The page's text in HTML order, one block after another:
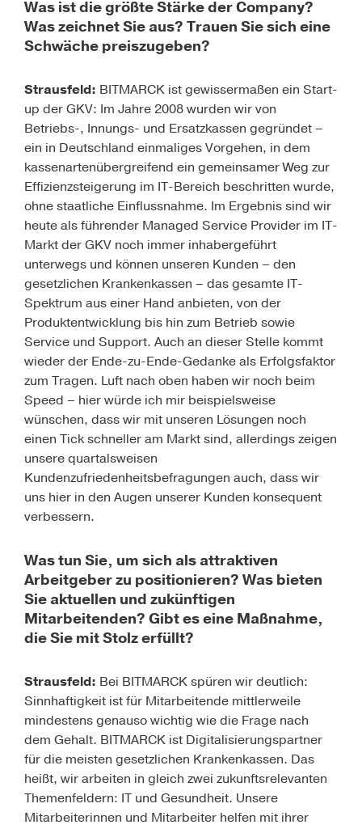
Was ist die größte Stärke der Company?
Was zeichnet Sie aus? Trauen Sie sich eine
Schwäche preiszugeben?
Strausfeld: BITMARCK ist gewissermaßen ein Start-
up der GKV: Im Jahre 2008 wurden wir von
Betriebs-, Innungs- und Ersatzkassen gegründet –
ein in Deutschland einmaliges Vorgehen, in dem
kassenartenübergreifend ein gemeinsamer Weg zur
Effizienzsteigerung im IT-Bereich beschritten wurde,
ohne staatliche Einflussnahme. Im Ergebnis sind wir
heute als führender Managed Service Provider im IT-
Markt der GKV noch immer inhabergeführt
unterwegs und können unseren Kunden – den
gesetzlichen Krankenkassen – das gesamte IT-
Spektrum aus einer Hand anbieten, von der
Produktentwicklung bis hin zum Betrieb sowie
Service und Support. Auch an dieser Stelle kommt
wieder der Ende-zu-Ende-Gedanke als Erfolgsfaktor
zum Tragen. Luft nach oben haben wir noch beim
Speed – hier würde ich mir beispielsweise
wünschen, dass wir mit unseren Lösungen noch
einen Tick schneller am Markt sind, allerdings zeigen
unsere quartalsweisen
Kundenzufriedenheitsbefragungen auch, dass wir
uns hier in den Augen unserer Kunden konsequent
verbessern.
Was tun Sie, um sich als attraktiven
Arbeitgeber zu positionieren? Was bieten
Sie aktuellen und zukünftigen
Mitarbeitenden? Gibt es eine Maßnahme,
die Sie mit Stolz erfüllt?
Strausfeld: Bei BITMARCK spüren wir deutlich:
Sinnhaftigkeit ist für Mitarbeitende mittlerweile
mindestens genauso wichtig wie die Frage nach
dem Gehalt. BITMARCK ist Digitalisierungspartner
für die meisten gesetzlichen Krankenkassen. Das
heißt, wir arbeiten in gleich zwei zukunftsrelevanten
Themenfeldern: IT und Gesundheit. Unsere
Mitarbeiterinnen und Mitarbeiter helfen mit ihrer